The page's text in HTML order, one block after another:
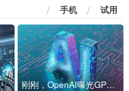
手机 试用
刚刚，OpenAI曝光GPT-6！传10万亿参数，8月强行发布